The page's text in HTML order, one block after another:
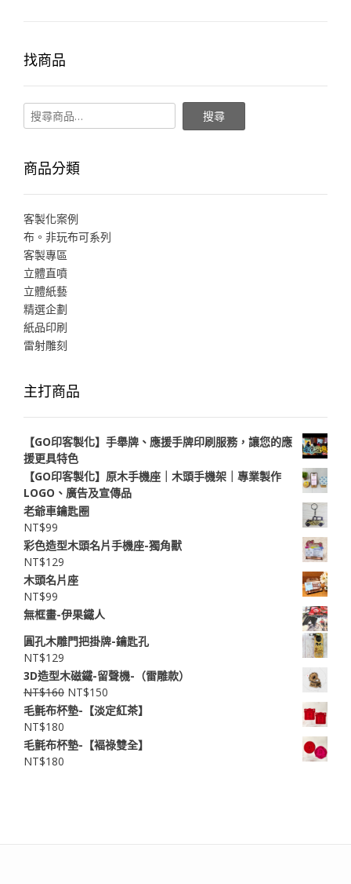
找商品
搜尋
商品分類
客製化案例
布。非玩布可系列
客製專區
立體直噴
立體紙藝
精選企劃
紙品印刷
雷射雕刻
主打商品
【GO印客製化】手舉牌、應援手牌印刷服務，讓您的應
援更具特色
【GO印客製化】原木手機座｜木頭手機架｜專業製作
LOGO、廣告及宣傳品
老爺車鑰匙圈
NT$99
彩色造型木頭名片手機座-獨角獸
NT$129
木頭名片座
NT$99
無框畫-伊果鐵人
圓孔木雕門把掛牌-鑰匙孔
NT$129
3D造型木磁鐵-留聲機-（雷雕款）
NT$160 NT$150
毛氈布杯墊-【淡定紅茶】
NT$180
毛氈布杯墊-【褔祿雙全】
NT$180